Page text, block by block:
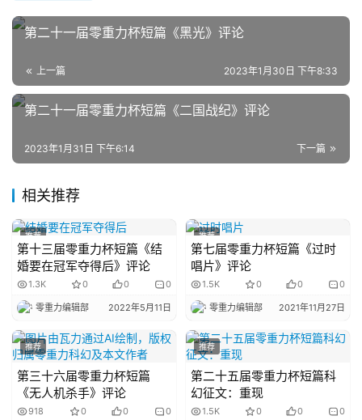
章
科
幻
资
主
题
科
幻
小
说
库
登录 注册
第二十一届零重力杯短篇《黑光》评论
上一篇 2023年1月30日 下午8:33
第二十一届零重力杯短篇《二国战纪》评论
下一篇
2023年1月31日 下午6:14
相关推荐
推荐
第十三届零重力杯短篇《结
婚要在冠军夺得后》评论
1.3K 0 0 0
零重力编辑部 2022年5月11日
推荐
第七届零重力杯短篇《过时
唱片》评论
1.5K 0 0 0
零重力编辑部 2021年11月27日
推荐
第三十六届零重力杯短篇
《无人机杀手》评论
918 0 0 0
推荐
第二十五届零重力杯短篇科
幻征文：重现
1.5K 0 0 0